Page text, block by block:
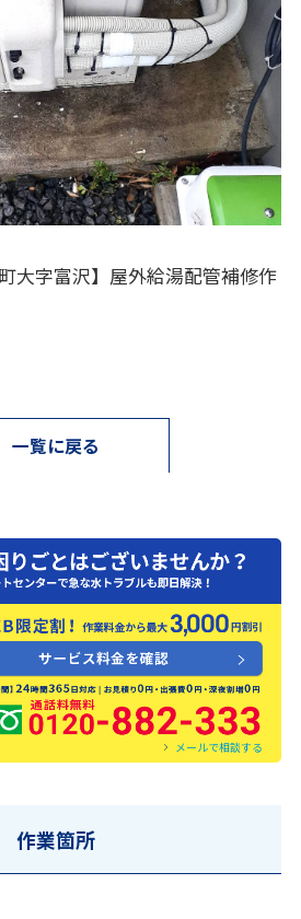
大字富沢】屋外給湯配管補修作
一覧に戻る
882-333
メールで相談する
作業箇所